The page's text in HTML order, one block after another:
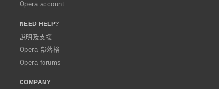
Opera account
NEED HELP?
說明及支援
Opera 部落格
Opera forums
COMPANY